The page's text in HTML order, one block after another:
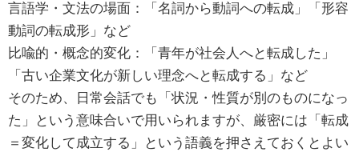
言語学・文法の場面：「名詞から動詞への転成」「形容
動詞の転成形」など
比喩的・概念的変化：「青年が社会人へと転成した」
「古い企業文化が新しい理念へと転成する」など
そのため、日常会話でも「状況・性質が別のものになっ
た」という意味合いで用いられますが、厳密には「転成
＝変化して成立する」という語義を押さえておくとよい